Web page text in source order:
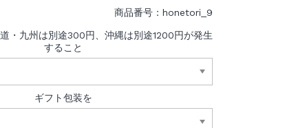
商品番号：honetori_9
・九州は別途300円、沖縄は別途1200円が発生
すること
ギフト包装を